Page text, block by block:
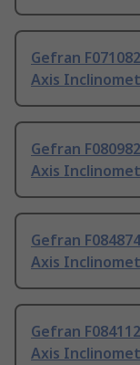
Gefran
Axis
Gefran
Axis
Gefran
Axis
Gefran
Axis